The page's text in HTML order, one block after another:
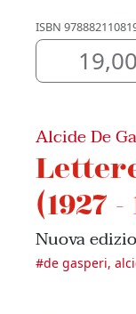
ISBN
Alcide De
(1927 -
Nuova
#de gasperi,